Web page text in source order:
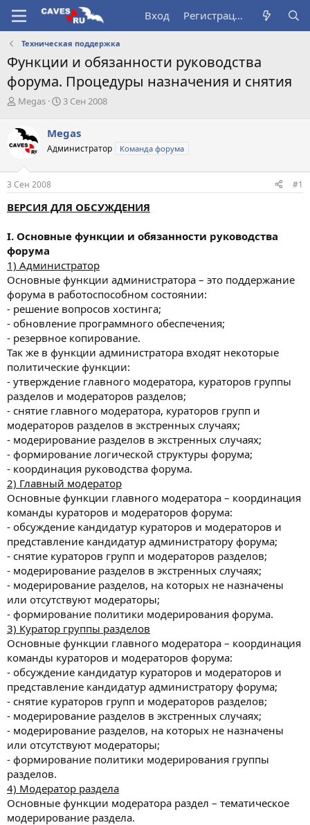
Вход Регистрация
Техническая поддержка
Функции и обязанности руководства
форума. Процедуры назначения и снятия
А
т
о
р
е
м
Megas
Д
а
н
ч
а
3 Сен 2008
Megas
Администратор Команда форума
3 Сен 2008 #1
ВЕРСИЯ ДЛЯ ОБСУЖДЕНИЯ
I. Основные функции и обязанности руководства
форума
1) Администратор
Основные функции администратора – это поддержание
форума в работоспособном состоянии:
- решение вопросов хостинга;
- обновление программного обеспечения;
- резервное копирование.
Так же в функции администратора входят некоторые
политические функции:
- утверждение главного модератора, кураторов группы
разделов и модераторов разделов;
- снятие главного модератора, кураторов групп и
модераторов разделов в экстренных случаях;
- модерирование разделов в экстренных случаях;
- формирование логической структуры форума;
- координация руководства форума.
2) Главный модератор
Основные функции главного модератора – координация
команды кураторов и модераторов форума:
- обсуждение кандидатур кураторов и модераторов и
представление кандидатур администратору форума;
- снятие кураторов групп и модераторов разделов;
- модерирование разделов в экстренных случаях;
- модерирование разделов, на которых не назначены
или отсутствуют модераторы;
- формирование политики модерирования форума.
3) Куратор группы разделов
Основные функции главного модератора – координация
команды кураторов и модераторов форума:
- обсуждение кандидатур кураторов и модераторов и
представление кандидатур администратору форума;
- снятие кураторов групп и модераторов разделов;
- модерирование разделов в экстренных случаях;
- модерирование разделов, на которых не назначены
или отсутствуют модераторы;
- формирование политики модерирования группы
разделов.
4) Модератор раздела
Основные функции модератора раздел – тематическое
модерирование раздела.